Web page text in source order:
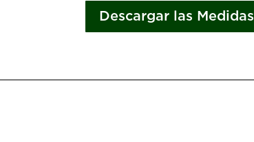
Descargar las Medidas